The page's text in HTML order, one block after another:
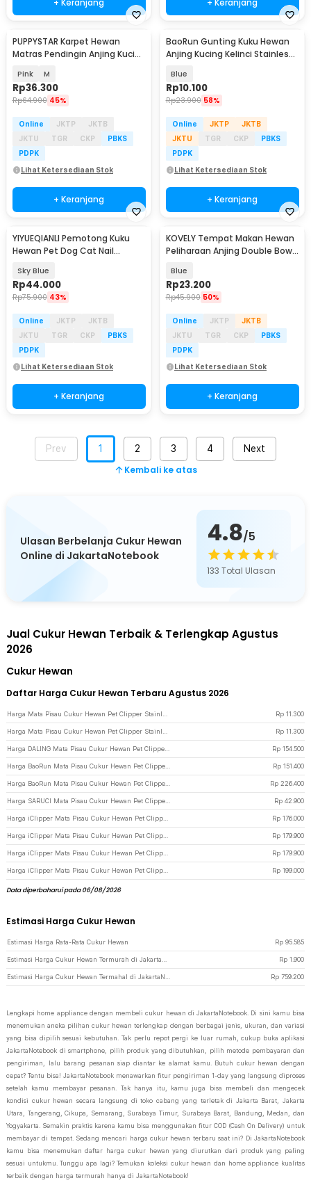
PUPPYSTAR Karpet Hewan
Matras Pendingin Anjing Kucing
Pink M
Rp36.300
Rp64.900 45%
Online JKTP
JKTB
JKTU
TGR CKP
PBKS
PDPK
Lihat Ketersediaan Stok
+ Keranjang
BaoRun Gunting Kuku Hewan
Anjing Kucing Kelinci Stainless
Blue
Rp10.100
Rp23.900 58%
Online JKTP
JKTB
JKTU
TGR CKP
PBKS
PDPK
Lihat Ketersediaan Stok
+ Keranjang
YIYUEQIANLI Pemotong Kuku
Hewan Pet Dog Cat Nail
Sky Blue
Rp44.000
Rp75.900 43%
Online JKTP
JKTB
JKTU
TGR CKP
PBKS
PDPK
Lihat Ketersediaan Stok
+ Keranjang
KOVELY Tempat Makan Hewan
Peliharaan Anjing Double Bowl
Blue
Rp23.200
Rp45.900 50%
Online JKTP
JKTB
JKTU
TGR CKP
PBKS
PDPK
Lihat Ketersediaan Stok
+ Keranjang
Prev 1 2 3 4 Next
Kembali ke atas
Ulasan Berbelanja Cukur Hewan
Online di JakartaNotebook
4.8/5
133 Total Ulasan
Jual Cukur Hewan Terbaik & Terlengkap Agustus
2026
Cukur Hewan
Daftar Harga Cukur Hewan Terbaru Agustus 2026
Rp 11.300
Rp 11.300
Rp 154.500
Rp 151.400
Rp 226.400
Rp 42.900
Rp 176.000
Rp 179.900
Rp 179.900
Rp 199.000
Data diperbaharui pada 06/08/2026
Estimasi Harga Cukur Hewan
Estimasi Harga Rata-Rata Cukur Hewan Rp 95.585
Rp 1.900
Rp 759.200
Lengkapi home appliance dengan membeli cukur hewan di JakartaNotebook. Di sini kamu bisa
menemukan aneka pilihan cukur hewan terlengkap dengan berbagai jenis, ukuran, dan variasi
yang bisa dipilih sesuai kebutuhan. Tak perlu repot pergi ke luar rumah, cukup buka aplikasi
JakartaNotebook di smartphone, pilih produk yang dibutuhkan, pilih metode pembayaran dan
pengiriman, lalu barang pesanan siap diantar ke alamat kamu. Butuh cukur hewan dengan
cepat? Tentu bisa! JakartaNotebook menawarkan fitur pengiriman 1-day yang langsung diproses
setelah kamu membayar pesanan. Tak hanya itu, kamu juga bisa membeli dan mengecek
kondisi cukur hewan secara langsung di toko cabang yang terletak di Jakarta Barat, Jakarta
Utara, Tangerang, Cikupa, Semarang, Surabaya Timur, Surabaya Barat, Bandung, Medan, dan
Yogyakarta. Semakin praktis karena kamu bisa menggunakan fitur COD (Cash On Delivery) untuk
membayar di tempat. Sedang mencari harga cukur hewan terbaru saat ini? Di JakartaNotebook
kamu bisa menemukan daftar harga cukur hewan yang diurutkan dari produk yang paling
sesuai untukmu. Tunggu apa lagi? Temukan koleksi cukur hewan dan home appliance kualitas
terbaik dengan harga termurah hanya di JakartaNotebook!